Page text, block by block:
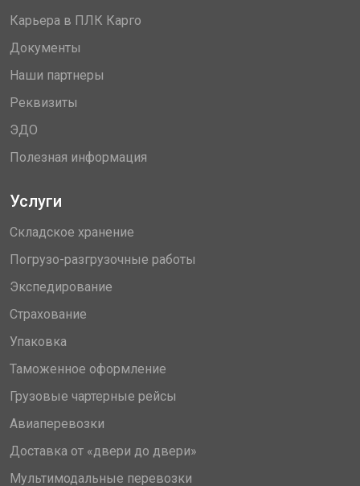
Карьера в ПЛК Карго
Документы
Наши партнеры
Реквизиты
ЭДО
Полезная информация
Услуги
Складское хранение
Погрузо-разгрузочные работы
Экспедирование
Страхование
Упаковка
Таможенное оформление
Грузовые чартерные рейсы
Авиаперевозки
Доставка от «двери до двери»
Мультимодальные перевозки